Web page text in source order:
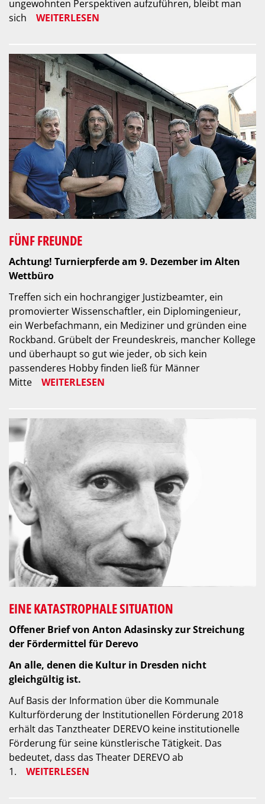
ungewohnten Perspektiven aufzuführen, bleibt man
sich
WEITERLESEN
FÜNF FREUNDE
Achtung! Turnierpferde am 9. Dezember im Alten
Wettbüro
Treffen sich ein hochrangiger Justizbeamter, ein
promovierter Wissenschaftler, ein Diplomingenieur,
ein Werbefachmann, ein Mediziner und gründen eine
Rockband. Grübelt der Freundeskreis, mancher Kollege
und überhaupt so gut wie jeder, ob sich kein
passenderes Hobby finden ließ für Männer
Mitte
WEITERLESEN
EINE KATASTROPHALE SITUATION
Offener Brief von Anton Adasinsky zur Streichung
der Fördermittel für Derevo
An alle, denen die Kultur in Dresden nicht
gleichgültig ist.
Auf Basis der Information über die Kommunale
Kulturförderung der Institutionellen Förderung 2018
erhält das Tanztheater DEREVO keine institutionelle
Förderung für seine künstlerische Tätigkeit. Das
bedeutet, dass das Theater DEREVO ab
1.
WEITERLESEN